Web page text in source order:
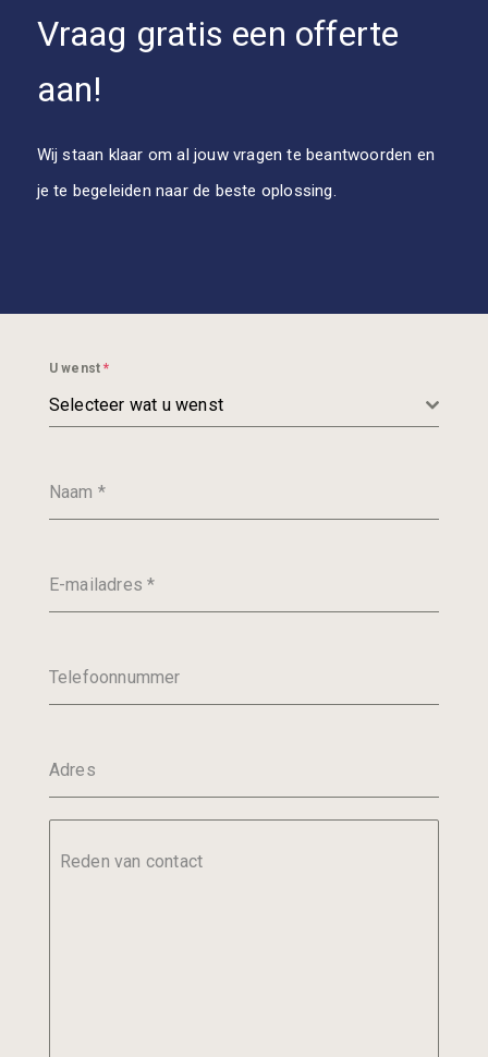
Vraag gratis een offerte
aan!
Wij staan klaar om al jouw vragen te beantwoorden en
je te begeleiden naar de beste oplossing.
U wenst*
Selecteer wat u wenst
Naam *
E-mailadres*
Telefoonnummer
Adres
Reden van contact